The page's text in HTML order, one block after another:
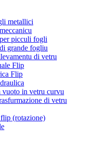
metallici
picculi fogli
grande fogliu
di vetru
Flip
Flip
vuoto in vetru curvu
di vetru
(rotazione)